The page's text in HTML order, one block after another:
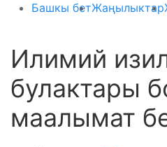
Башкы бетЖаңылыктар
Илимий
булактары
маалымат